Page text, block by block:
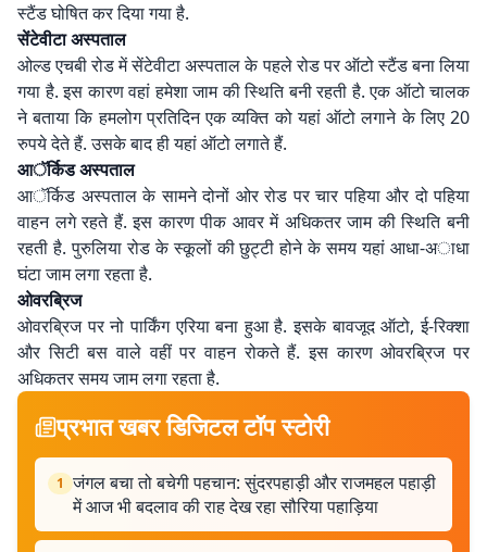
स्टैंड घोषित कर दिया गया है.
सेंटेवीटा अस्पताल
ओल्ड एचबी रोड में सेंटेवीटा अस्पताल के पहले रोड पर ऑटो स्टैंड बना लिया
गया है. इस कारण वहां हमेशा जाम की स्थिति बनी रहती है. एक ऑटो चालक
ने बताया कि हमलोग प्रतिदिन एक व्यक्ति को यहां ऑटो लगाने के लिए 20
रुपये देते हैं. उसके बाद ही यहां ऑटो लगाते हैं.
आॅर्किड अस्पताल
आॅर्किड अस्पताल के सामने दोनों ओर रोड पर चार पहिया और दो पहिया
वाहन लगे रहते हैं. इस कारण पीक आवर में अधिकतर जाम की स्थिति बनी
रहती है. पुरुलिया रोड के स्कूलों की छुट्टी होने के समय यहां आधा-अाधा
घंटा जाम लगा रहता है.
ओवरब्रिज
ओवरब्रिज पर नो पार्किंग एरिया बना हुआ है. इसके बावजूद ऑटो, ई-रिक्शा
और सिटी बस वाले वहीं पर वाहन रोकते हैं. इस कारण ओवरब्रिज पर
अधिकतर समय जाम लगा रहता है.
प्रभात खबर डिजिटल टॉप स्टोरी
1 जंगल बचा तो बचेगी पहचान: सुंदरपहाड़ी और राजमहल पहाड़ी
में आज भी बदलाव की राह देख रहा सौरिया पहाड़िया